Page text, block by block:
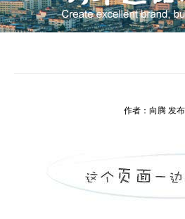
作者：向腾 发